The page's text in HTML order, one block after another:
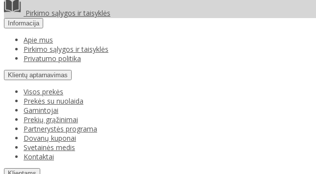
Pirkimo sąlygos ir taisyklės
Informacija
Apie mus
Pirkimo sąlygos ir taisyklės
Privatumo politika
Klientų aptarnavimas
Visos prekės
Prekės su nuolaida
Gamintojai
Prekių grąžinimai
Partnerystės programa
Dovanų kuponai
Svetainės medis
Kontaktai